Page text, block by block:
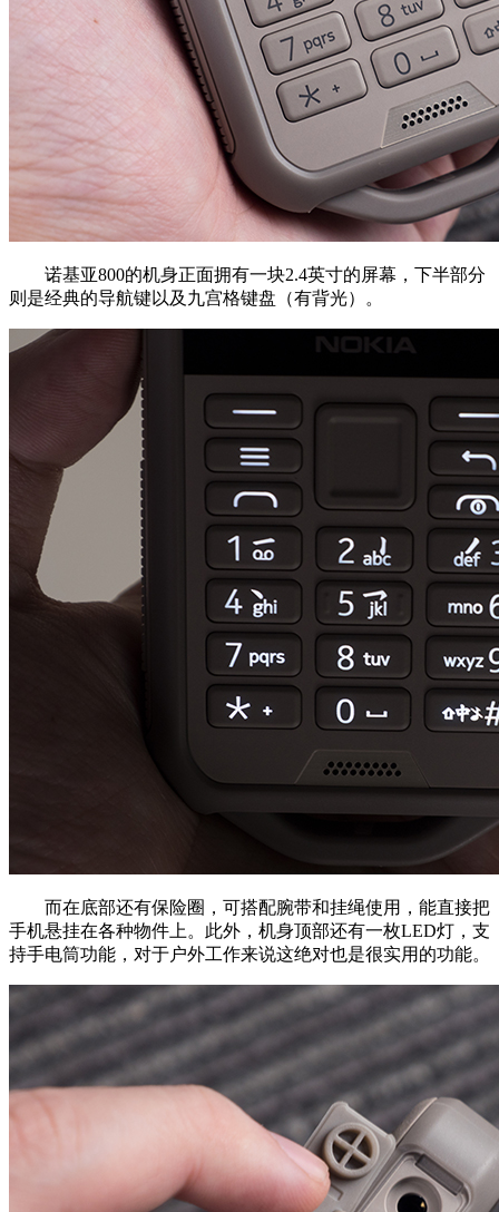
诺基亚800的机身正面拥有一块2.4英寸的屏幕，下半部分
则是经典的导航键以及九宫格键盘（有背光）。
而在底部还有保险圈，可搭配腕带和挂绳使用，能直接把
手机悬挂在各种物件上。此外，机身顶部还有一枚LED灯，支
持手电筒功能，对于户外工作来说这绝对也是很实用的功能。